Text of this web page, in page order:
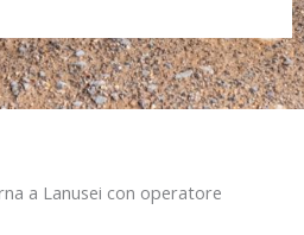
a Lanusei con operatore